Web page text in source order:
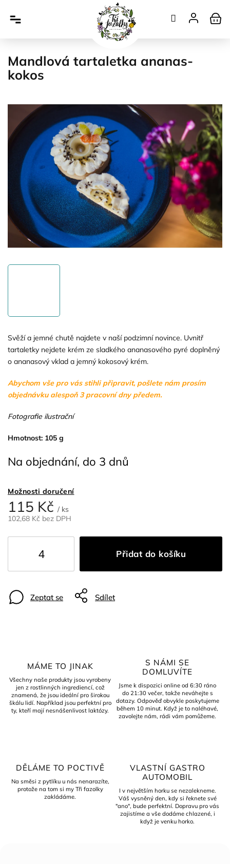
Mandlová tartaletka ananas-
kokos
115 Kč / ks
102,68 Kč bez DPH
Na objednání, do 3 dnů
Možnosti doručení
Přidat do košíku
Svěží a jemné chutě najdete v naší podzimní novince. Uvnitř
tartaletky nejdete krém ze sladkého ananasového pyré doplněný
o ananasový vklad a jemný kokosový krém.
Abychom vše pro vás stihli připravit, pošlete nám prosím
objednávku alespoň 3 pracovní dny předem.
Fotografie ilustrační
Hmotnost: 105 g
Zeptat se Sdílet
MÁME TO JINAK
Všechny naše produkty jsou vyrobeny
jen z rostlinných ingrediencí, což
znamená, že jsou ideální pro širokou
škálu lidí. Například jsou perfektní pro
ty, kteří mají nesnášenlivost laktózy.
S NÁMI SE
DOMLUVÍTE
Jsme k dispozici online od 6:30 ráno
do 21:30 večer, takže neváhejte s
dotazy. Odpověď obvykle poskytujeme
během 10 minut. Když je to naléhavé,
zavolejte nám, rádi vám pomůžeme.
DĚLÁME TO POCTIVĚ
Na směsi z pytlíku u nás nenarazíte,
protože na tom si my Tři fazolky
zakládáme.
VLASTNÍ GASTRO
AUTOMOBIL
I v největším horku se nezalekneme.
Váš vysněný den, kdy si řeknete své
"ano", bude perfektní. Dopravu pro vás
zajistíme a vše dodáme chlazené, i
když je venku horko.